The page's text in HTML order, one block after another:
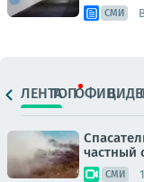
СМИ
ЛЕНТАТОПОФИЦ.
частный
СМИ